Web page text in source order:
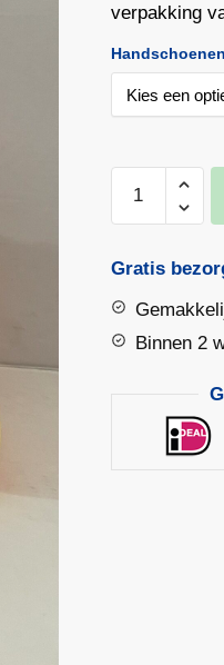
verpakking
18‑150
Top
Schuim
Gratis
Binnen 2